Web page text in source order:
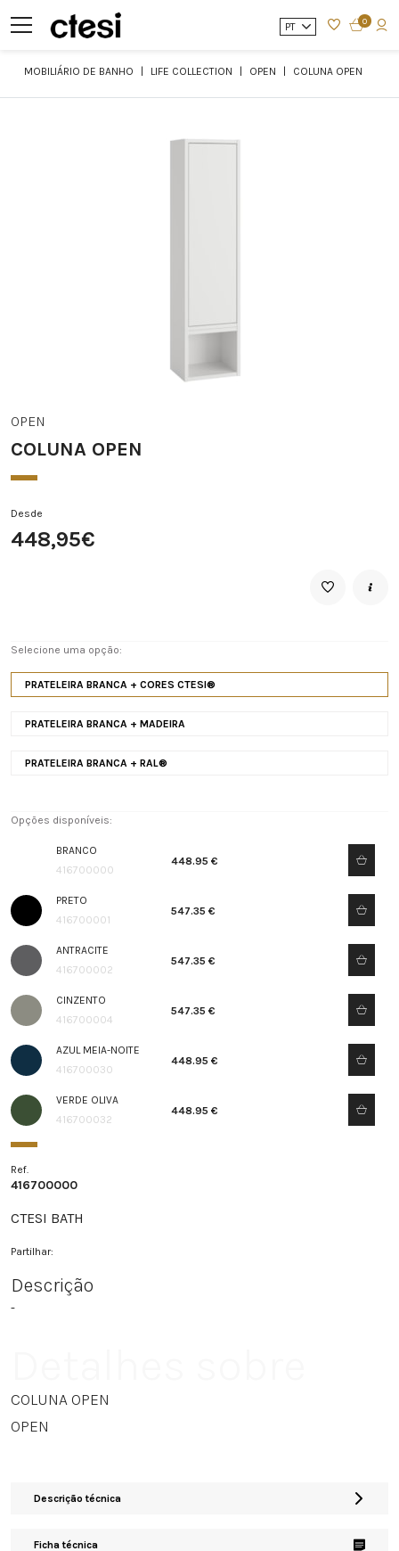
PT 0
MOBILIÁRIO DE BANHO LIFE COLLECTION OPEN COLUNA OPEN
OPEN
COLUNA OPEN
Desde
448,95€
Selecione uma opção:
PRATELEIRA BRANCA + CORES CTESI®
PRATELEIRA BRANCA + MADEIRA
PRATELEIRA BRANCA + RAL®
Opções disponíveis:
BRANCO
416700000
448.95 €
PRETO
416700001
547.35 €
ANTRACITE
416700002
547.35 €
CINZENTO
416700004
547.35 €
AZUL MEIA-NOITE
416700030
448.95 €
VERDE OLIVA
416700032
448.95 €
Ref.
416700000
CTESI BATH
Partilhar:
Descrição
-
COLUNA OPEN
OPEN
Descrição técnica
Ficha técnica